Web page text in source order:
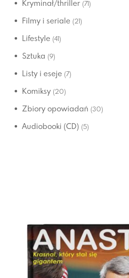
Kryminał/thriller (71)
Filmy i seriale (21)
Lifestyle (41)
Sztuka (9)
Listy i eseje (7)
Komiksy (20)
Zbiory opowiadań (30)
Audiobooki (CD) (5)